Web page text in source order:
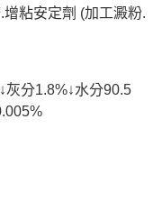
交易完成。
若您需要取消訂單，請聯絡
有效，需透過AFTEE先享
頁面顯示為準，若有關於
請聯繫「AFTEE先享後付
support/home
先享後付」服務完成之交
交易相關給付款項請求債
粘安定劑 (加工澱粉.
灰分1.8%↓水分90.5